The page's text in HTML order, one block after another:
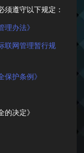
须遵守以下规定：
理办法》
联网管理暂行规
保护条例》
的决定》